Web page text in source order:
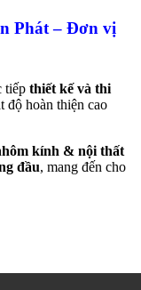
Phát – Đơn vị
tiếp thiết kế và thi
độ hoàn thiện cao
kính & nội thất
đầu, mang đến cho